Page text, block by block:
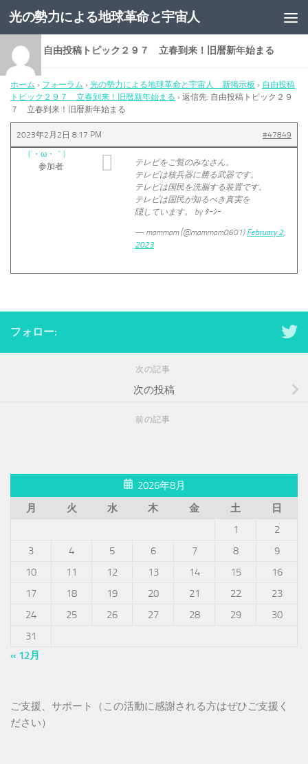
コンテンツへスキップ
光の勢力による地球革命と宇宙人
返信先: 自由投稿トピック２９７ 立春到来！旧暦新年始まる
ホーム › フォーラム › 光の勢力による地球革命と宇宙人 新掲示板 › 自由投稿
トピック２９７ 立春到来！旧暦新年始まる › 返信先: 自由投稿トピック２９
７ 立春到来！旧暦新年始まる
2023年2月2日 8:17 PM
#47849
(´・ω・｀)
参加者
テレビをご覧のみなさん。
テレビは核兵器に勝る武器です。
テレビは国民を洗脳する装置です。
テレビは国民が知るべき真実を
隠しています。 by ﾀｰｼｰ
— mammam (@mammam0601) February 2,
2023
フォロー:
次の記事
次の投稿
前の記事
2026年8月
月
火 水 木 金 土
日
1
2
3
4 5 6 7 8
9
10
11 12 13 14 15
16
17
18 19 20 21 22
23
24
25 26 27 28 29
30
31
« 12月
ご支援、サポート（この活動に感謝される方はぜひご支援く
ださい）